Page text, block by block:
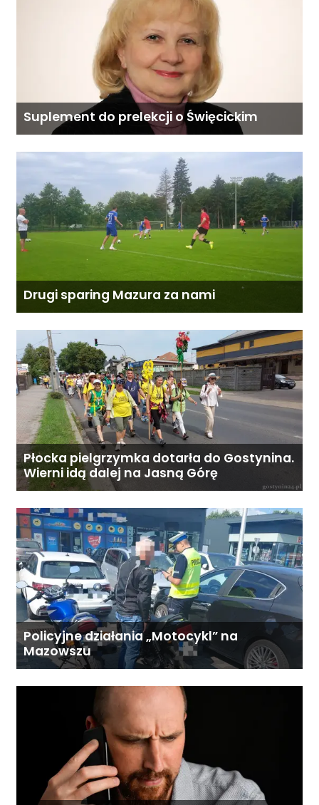
Suplement do prelekcji o Święcickim
Drugi sparing Mazura za nami
Płocka pielgrzymka dotarła do Gostynina.
Wierni idą dalej na Jasną Górę
Policyjne działania „Motocykl” na
Mazowszu